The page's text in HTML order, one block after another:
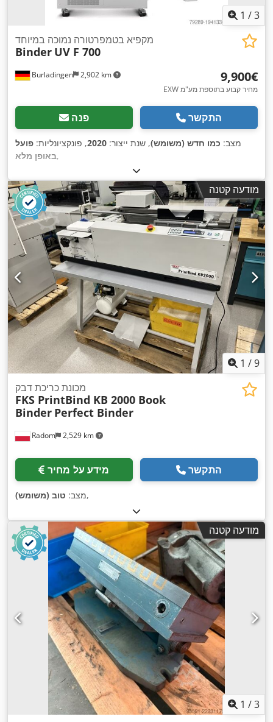
1 /3
Burladingen 2,902 km
מקפיא בטמפרטורה נמוכה במיוחד
Binder UV F 700
‏9,900 ‏€
EXW מחיר קבוע בתוספת מע"מ
פנה התקשר
מצב: כמו חדש (משומש), שנת ייצור: 2020, פונקציונליות: פועל
באופן מלא,
מודעה קטנה
1 /9
Radom 2,529 km
מכונת כריכת דבק
FKS PrintBind KB 2000 Book
Binder Perfect Binder
מידע על מחיר התקשר
מצב: טוב (משומש) ,
מודעה קטנה
1 /3